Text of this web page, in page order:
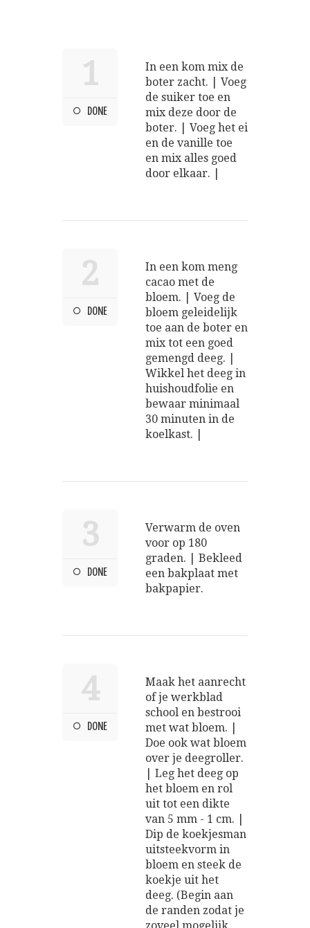
1
DONE
In een kom mix de
boter zacht. | Voeg
de suiker toe en
mix deze door de
boter. | Voeg het ei
en de vanille toe
en mix alles goed
door elkaar. |
2
DONE
In een kom meng
cacao met de
bloem. | Voeg de
bloem geleidelijk
toe aan de boter en
mix tot een goed
gemengd deeg. |
Wikkel het deeg in
huishoudfolie en
bewaar minimaal
30 minuten in de
koelkast. |
3
DONE
Verwarm de oven
voor op 180
graden. | Bekleed
een bakplaat met
bakpapier.
4
DONE
Maak het aanrecht
of je werkblad
school en bestrooi
met wat bloem. |
Doe ook wat bloem
over je deegroller.
| Leg het deeg op
het bloem en rol
uit tot een dikte
van 5 mm - 1 cm. |
Dip de koekjesman
uitsteekvorm in
bloem en steek de
koekje uit het
deeg. (Begin aan
de randen zodat je